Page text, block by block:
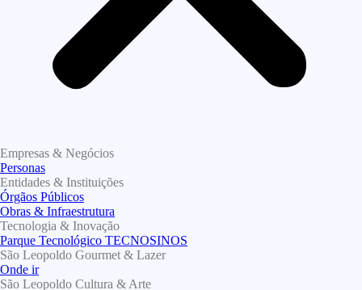
Empresas & Negócios
Personas
Entidades & Instituições
Órgãos Públicos
Obras & Infraestrutura
Tecnologia & Inovação
Parque Tecnológico TECNOSINOS
São Leopoldo Gourmet & Lazer
Onde ir
São Leopoldo Cultura & Arte